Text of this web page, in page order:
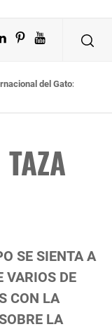
PinterestYouTube
del Gato: cuánto
SE SIENTA A
VARIOS DE
CON LA
LA